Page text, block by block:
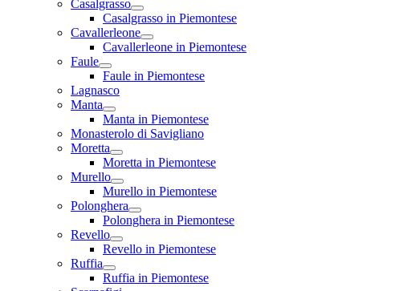
Casalgrasso
Casalgrasso in Piemontese
Cavallerleone
Cavallerleone in Piemontese
Faule
Faule in Piemontese
Lagnasco
Manta
Manta in Piemontese
Monasterolo di Savigliano
Moretta
Moretta in Piemontese
Murello
Murello in Piemontese
Polonghera
Polonghera in Piemontese
Revello
Revello in Piemontese
Ruffia
Ruffia in Piemontese